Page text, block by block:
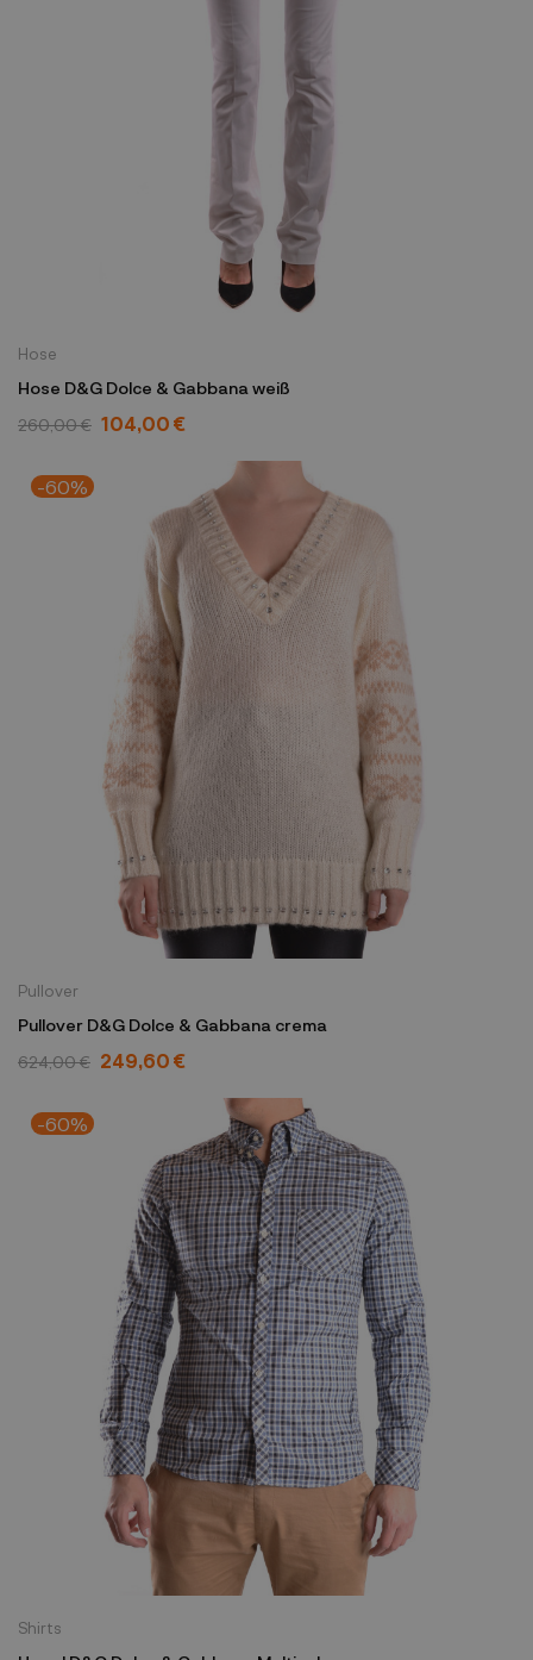
Hose
Hose D&G Dolce & Gabbana weiß
260,00 € 104,00 €
-60%
Pullover
Pullover D&G Dolce & Gabbana crema
624,00 € 249,60 €
-60%
Shirts